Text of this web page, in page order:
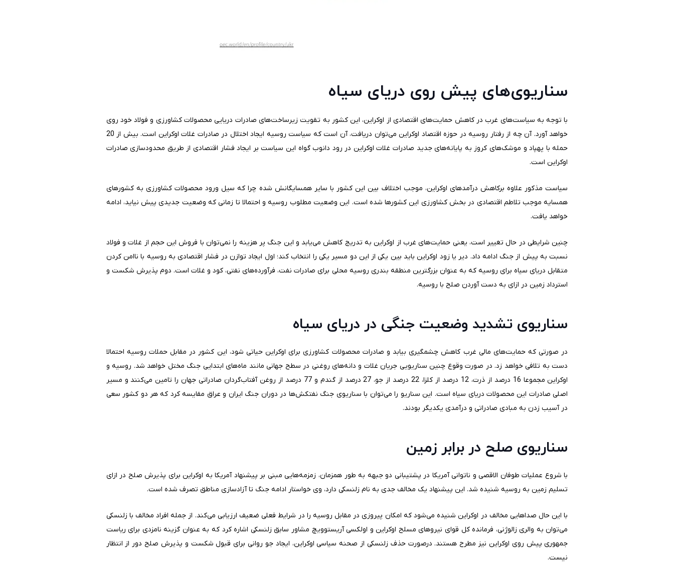
سناریوی‌های پیش روی دریای سیاه
با توجه به سیاست‌های غرب در کاهش حمایت‌های اقتصادی از اوکراین، این کشور به تقویت زیرساخت‌های صادرات دریایی محصولات کشاورزی و فولاد خود روی
خواهد آورد. آن چه از رفتار روسیه در حوزه اقتصاد اوکراین می‌توان دریافت، آن است که سیاست روسیه ایجاد اختلال در صادرات غلات اوکراین است. بیش از 20
حمله با پهپاد و موشک‌های کروز به پایانه‌های جدید صادرات غلات اوکراین در رود دانوب گواه این سیاست بر ایجاد فشار اقتصادی از طریق محدودسازی صادرات
اوکراین است.
سیاست مذکور علاوه برکاهش درآمدهای اوکراین، موجب اختلاف بین این کشور با سایر همسایگانش شده چرا که سیل ورود محصولات کشاورزی به کشورهای
همسایه موجب تلاطم اقتصادی در بخش کشاورزی این کشورها شده است. این وضعیت مطلوب روسیه و احتمالا تا زمانی که وضعیت جدیدی پیش نیاید، ادامه
خواهد یافت.
چنین شرایطی در حال تغییر است، یعنی حمایت‌های غرب از اوکراین به تدریج کاهش می‌یابد و این جنگ پر هزینه را نمی‌توان با فروش این حجم از غلات و فولاد
نسبت به پیش از جنگ ادامه داد. دیر یا زود اوکراین باید بین یکی از این دو مسیر یکی را انتخاب کند؛ اول ایجاد توازن در فشار اقتصادی به روسیه با ناامن کردن
متقابل دریای سیاه برای روسیه که به عنوان بزرگترین منطقه بندری روسیه محلی برای صادرات نفت، فرآورده‌های نفتی، کود و غلات است. دوم پذیرش شکست و
استرداد زمین در ازای به دست آوردن صلح با روسیه.
سناریوی تشدید وضعیت جنگی در دریای سیاه
در صورتی که حمایت‌های مالی غرب کاهش چشمگیری بیابد و صادرات محصولات کشاورزی برای اوکراین حیاتی شود، این کشور در مقابل حملات روسیه احتمالا
دست به تلافی خواهد زد. در صورت وقوع چنین سناریویی جریان غلات و دانه‌های روغنی در سطح جهانی مانند ماه‌های ابتدایی جنگ مختل خواهد شد. روسیه و
اوکراین مجموعا 16 درصد از ذرت، 12 درصد از کلزا، 22 درصد از جو، 27 درصد از گندم و 77 درصد از روغن آفتاب‌گردان صادراتی جهان را تامین می‌کنند و مسیر
اصلی صادرات این محصولات دریای سیاه است. این سناریو را می‌توان با سناریوی جنگ نفتکش‌ها در دوران جنگ ایران و عراق مقایسه کرد که هر دو کشور سعی
در آسیب زدن به مبادی صادراتی و درآمدی یکدیگر بودند.
سناریوی صلح در برابر زمین
با شروع عملیات طوفان الاقصی و ناتوانی آمریکا در پشتیبانی دو جبهه به طور همزمان، زمزمه‌هایی مبنی بر پیشنهاد آمریکا به اوکراین برای پذیرش صلح در ازای
تسلیم زمین به روسیه شنیده شد. این پیشنهاد یک مخالف جدی به نام زلنسکی دارد، وی خواستار ادامه جنگ تا آزادسازی مناطق تصرف شده است.
با این حال صداهایی مخالف در اوکراین شنیده می‌شود که امکان پیروزی در مقابل روسیه را در شرایط فعلی ضعیف ارزیابی می‌کند. از جمله افراد مخالف با زلنسکی
می‌توان به والری زالوژنی، فرمانده کل قوای نیروهای مسلح اوکراین و اولکسی آریستوویچ مشاور سابق زلنسکی اشاره کرد که به عنوان گزینه نامزدی برای ریاست
جمهوری پیش روی اوکراین نیز مطرح هستند. درصورت حذف زلنسکی از صحنه سیاسی اوکراین، ایجاد جو روانی برای قبول شکست و پذیرش صلح دور از انتظار
نیست.